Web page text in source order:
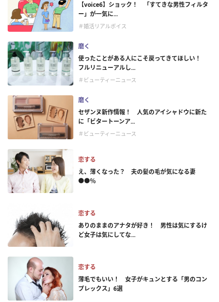
【voice6】ショック！ 「すてきな男性フィルタ
ー」が一気に...
＃婚活リアルボイス
磨く
使ったことがある人にこそ戻ってきてほしい！
フルリニューアルし...
＃ビューティーニュース
磨く
セザンヌ新作情報！ 人気のアイシャドウに新た
に「ビタートーンア...
＃ビューティーニュース
恋する
え、薄くなった？ 夫の髪の毛が気になる妻
●●％
恋する
ありのままのアナタが好き！ 男性は気にするけ
ど女子は気にしてな...
恋する
薄毛でもいい！ 女子がキュンとする「男のコン
プレックス」6選